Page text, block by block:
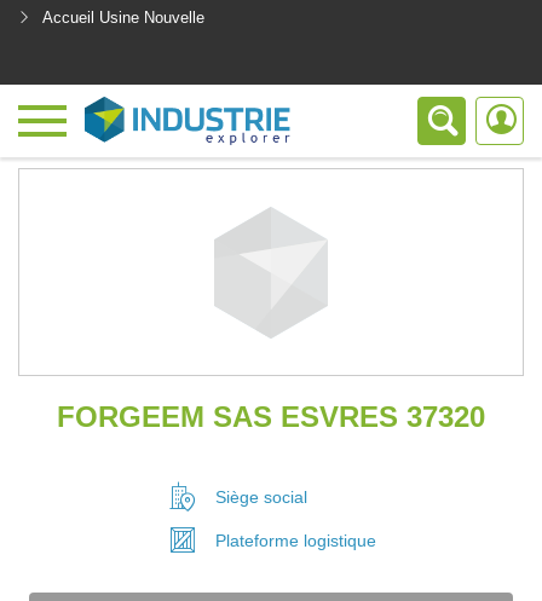
Accueil Usine Nouvelle
FORGEEM SAS ESVRES 37320
Siège social
Plateforme logistique